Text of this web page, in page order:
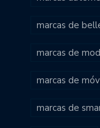
marcas de
marcas de
marcas de
marcas de